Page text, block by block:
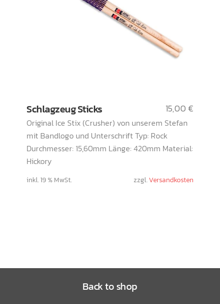
Schlagzeug Sticks
Original Ice Stix (Crusher) von unserem Stefan
mit Bandlogo und Unterschrift Typ: Rock
Durchmesser: 15,60mm Länge: 420mm Material:
Hickory
inkl. 19 % MwSt. zzgl.Versandkosten
15,00€
Back to shop